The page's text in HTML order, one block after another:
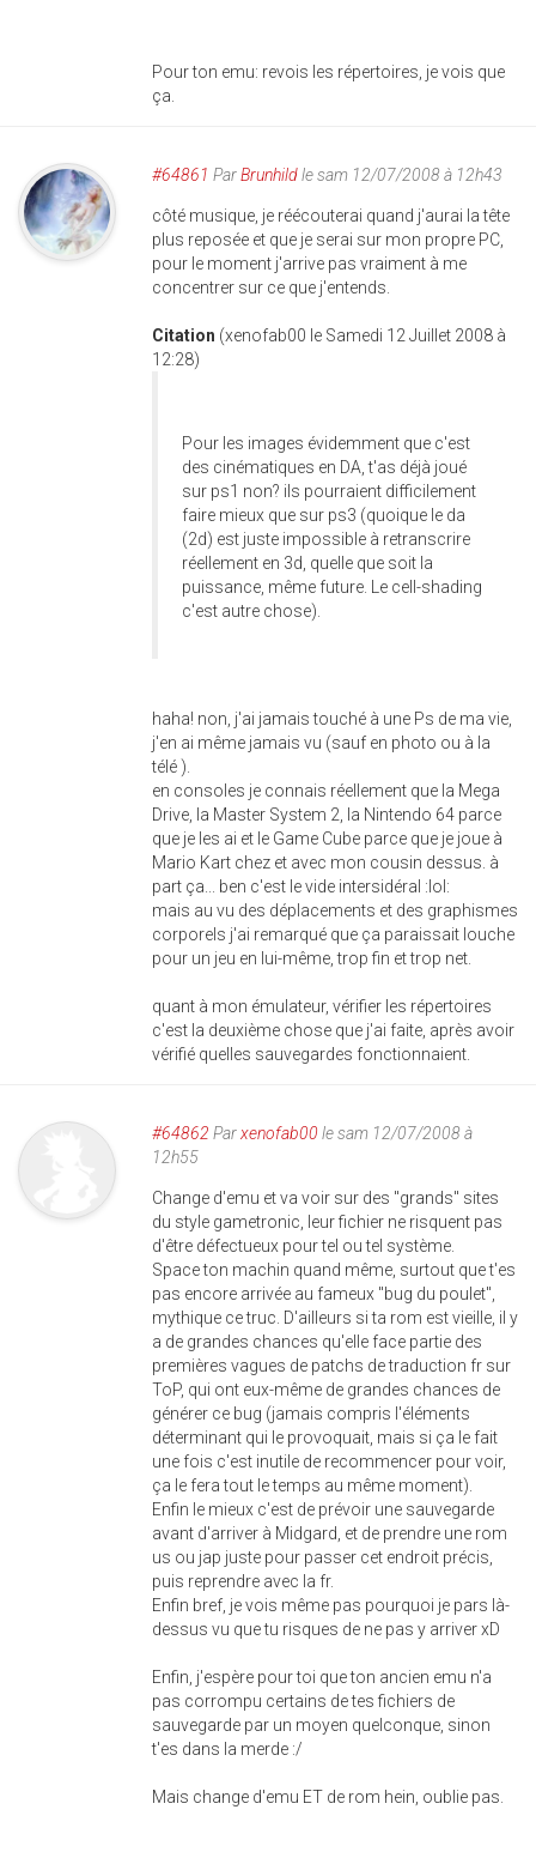
Pour ton emu: revois les répertoires, je vois que
ça.
#64861 ParBrunhildle sam 12/07/2008 à 12h43
côté musique, je réécouterai quand j'aurai la tête
plus reposée et que je serai sur mon propre PC,
pour le moment j'arrive pas vraiment à me
concentrer sur ce que j'entends.
Citation (xenofab00 le Samedi 12 Juillet 2008 à
12:28)
Pour les images évidemment que c'est
des cinématiques en DA, t'as déjà joué
sur ps1 non? ils pourraient difficilement
faire mieux que sur ps3 (quoique le da
(2d) est juste impossible à retranscrire
réellement en 3d, quelle que soit la
puissance, même future. Le cell-shading
c'est autre chose).
haha! non, j'ai jamais touché à une Ps de ma vie,
j'en ai même jamais vu (sauf en photo ou à la
télé ).
en consoles je connais réellement que la Mega
Drive, la Master System 2, la Nintendo 64 parce
que je les ai et le Game Cube parce que je joue à
Mario Kart chez et avec mon cousin dessus. à
part ça... ben c'est le vide intersidéral :lol:
mais au vu des déplacements et des graphismes
corporels j'ai remarqué que ça paraissait louche
pour un jeu en lui-même, trop fin et trop net.
quant à mon émulateur, vérifier les répertoires
c'est la deuxième chose que j'ai faite, après avoir
vérifié quelles sauvegardes fonctionnaient.
#64862 Parxenofab00 le sam 12/07/2008 à
12h55
Change d'emu et va voir sur des "grands" sites
du style gametronic, leur fichier ne risquent pas
d'être défectueux pour tel ou tel système.
Space ton machin quand même, surtout que t'es
pas encore arrivée au fameux "bug du poulet",
mythique ce truc. D'ailleurs si ta rom est vieille, il y
a de grandes chances qu'elle face partie des
premières vagues de patchs de traduction fr sur
ToP, qui ont eux-même de grandes chances de
générer ce bug (jamais compris l'éléments
déterminant qui le provoquait, mais si ça le fait
une fois c'est inutile de recommencer pour voir,
ça le fera tout le temps au même moment).
Enfin le mieux c'est de prévoir une sauvegarde
avant d'arriver à Midgard, et de prendre une rom
us ou jap juste pour passer cet endroit précis,
puis reprendre avec la fr.
Enfin bref, je vois même pas pourquoi je pars là-
dessus vu que tu risques de ne pas y arriver xD
Enfin, j'espère pour toi que ton ancien emu n'a
pas corrompu certains de tes fichiers de
sauvegarde par un moyen quelconque, sinon
t'es dans la merde :/
Mais change d'emu ET de rom hein, oublie pas.